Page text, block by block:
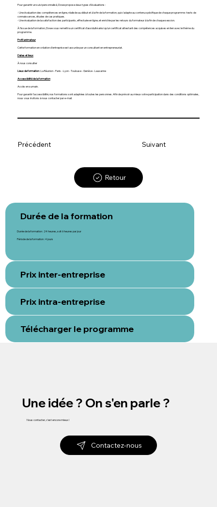
Pour garantir un suivi personnalisé, Dowe propose deux types d’évaluations :
- Une évaluation des compétences en ligne, réalisée au début et à la fin de la formation, qui s’adapte au contenu spécifique de chaque programme : tests de
connaissances, études de cas pratiques.
- Une évaluation de la satisfaction des participants, effectuée en ligne, et enrichie par les retours du formateur à la fin de chaque session.
À l'issue de la formation, Dowe vous remettra un certificat d’assiduité ainsi qu'un certificat attestant des compétences acquises en lien avec le thème du
programme.
Profil animateur
Cette formation en création d’entreprise est assurée par un consultant en entrepreneuriat.
Dates et lieux
À nous consulter
Lieux de formation :La Réunion - Paris - Lyon - Toulouse - Genève - Lausanne
Accessibilité de la formation
Accès en sumain.
Pour garantir l'accessibilité, nos formations sont adaptées à toutes les personnes. Afin de prévoir au mieux votre participation dans des conditions optimales,
nous vous invitons à nous contacter par e-mail.
Durée de la formation
Durée de la formation : 24 heures, soit 6 heures par jour
Période de la formation : 4 jours
Prix inter-entreprise
Prix intra-entreprise
Télécharger le programme
Retour
Suivant
Précédent
Une idée ? On s'en parle ?
Nous contacter, c'est encore mieux !
Contactez-nous